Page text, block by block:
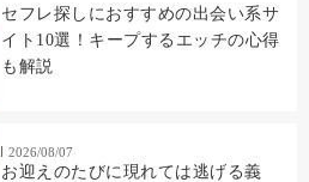
セフレ探しにおすすめの出会い系サ
イト10選！キープするエッチの心得
も解説
2026/08/07
お迎えのたびに現れては逃げる義